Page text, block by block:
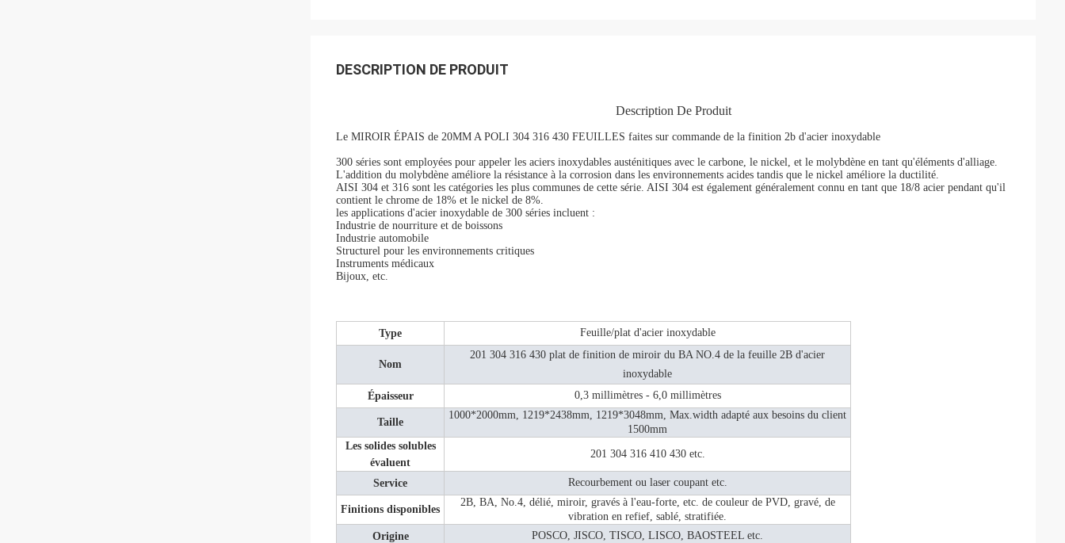
DESCRIPTION DE PRODUIT
Description De Produit
Le MIROIR ÉPAIS de 20MM A POLI 304 316 430 FEUILLES faites sur commande de la finition 2b d'acier inoxydable
300 séries sont employées pour appeler les aciers inoxydables austénitiques avec le carbone, le nickel, et le molybdène en tant qu'éléments d'alliage.
L'addition du molybdène améliore la résistance à la corrosion dans les environnements acides tandis que le nickel améliore la ductilité.
AISI 304 et 316 sont les catégories les plus communes de cette série. AISI 304 est également généralement connu en tant que 18/8 acier pendant qu'il
contient le chrome de 18% et le nickel de 8%.
les applications d'acier inoxydable de 300 séries incluent :
Industrie de nourriture et de boissons
Industrie automobile
Structurel pour les environnements critiques
Instruments médicaux
Bijoux, etc.
Type Feuille/plat d'acier inoxydable
Nom
201 304 316 430 plat de finition de miroir du BA NO.4 de la feuille 2B d'acier
inoxydable
Épaisseur
0,3 millimètres - 6,0 millimètres
Taille
1000*2000mm, 1219*2438mm, 1219*3048mm, Max.width adapté aux besoins du client
1500mm
Les solides solubles
évaluent
201 304 316 410 430 etc.
Service Recourbement ou laser coupant etc.
Finitions disponibles
2B, BA, No.4, délié, miroir, gravés à l'eau-forte, etc. de couleur de PVD, gravé, de
vibration en refief, sablé, stratifiée.
Origine
POSCO, JISCO, TISCO, LISCO, BAOSTEEL etc.